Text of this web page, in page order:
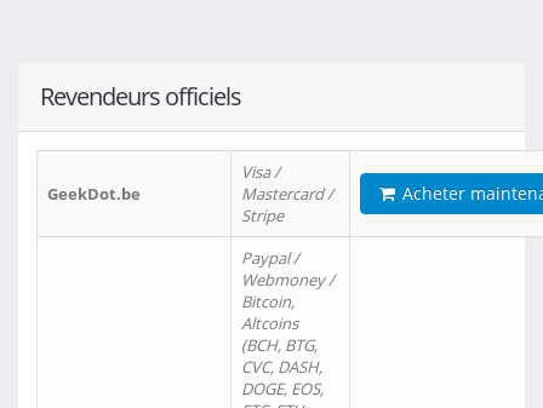
Revendeurs officiels
GeekDot.be
Visa /
Mastercard /
Stripe
Acheter
Paypal /
Webmoney /
Bitcoin,
Altcoins
(BCH, BTG,
CVC, DASH,
DOGE, EOS,